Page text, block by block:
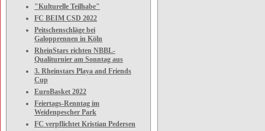
"Kulturelle Teilhabe"
FC BEIM CSD 2022
Peitschenschläge bei
Galopprennen in Köln
RheinStars richten NBBL-
Qualiturnier am Sonntag aus
3. Rheinstars Playa and Friends
Cup
EuroBasket 2022
Feiertags-Renntag im
Weidenpescher Park
FC verpflichtet Kristian Pedersen